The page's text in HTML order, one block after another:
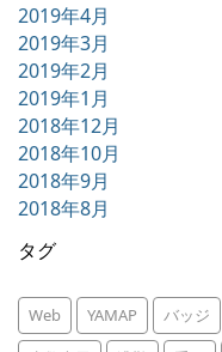
2019年4月
2019年3月
2019年2月
2019年1月
2018年12月
2018年10月
2018年9月
2018年8月
タグ
Web YAMAP バッジ